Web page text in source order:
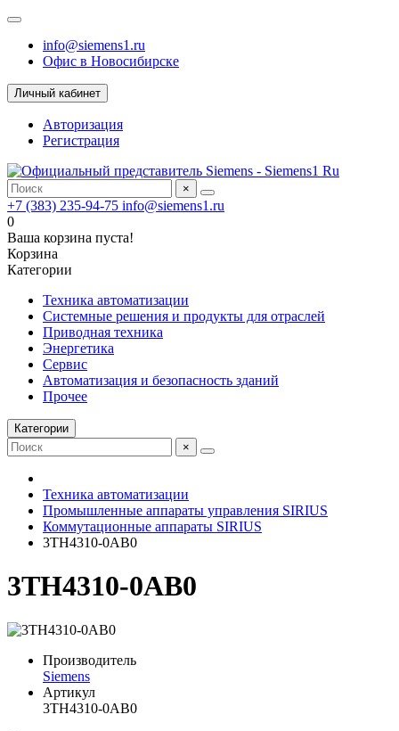
info@siemens1.ru
Офис в Новосибирске
Личный кабинет
Авторизация
Регистрация
×
+7 (383) 235-94-75 info@siemens1.ru
0
Ваша корзина пуста!
Корзина
Категории
Техника автоматизации
Системные решения и продукты для отраслей
Приводная техника
Энергетика
Сервис
Автоматизация и безопасность зданий
Прочее
Категории
×
Техника автоматизации
Промышленные аппараты управления SIRIUS
Коммутационные аппараты SIRIUS
3TH4310-0AB0
3TH4310-0AB0
Производитель
Siemens
Артикул
3TH4310-0AB0